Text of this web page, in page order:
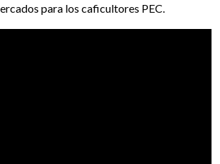
para los caficultores PEC.